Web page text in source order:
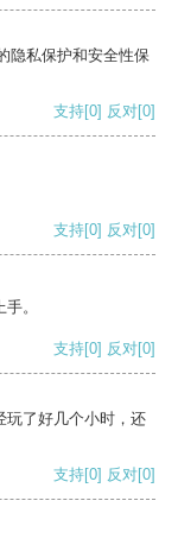
隐私保护和安全性保
支持[0] 反对[0]
支持[0] 反对[0]
。
支持[0] 反对[0]
玩了好几个小时，还
支持[0] 反对[0]